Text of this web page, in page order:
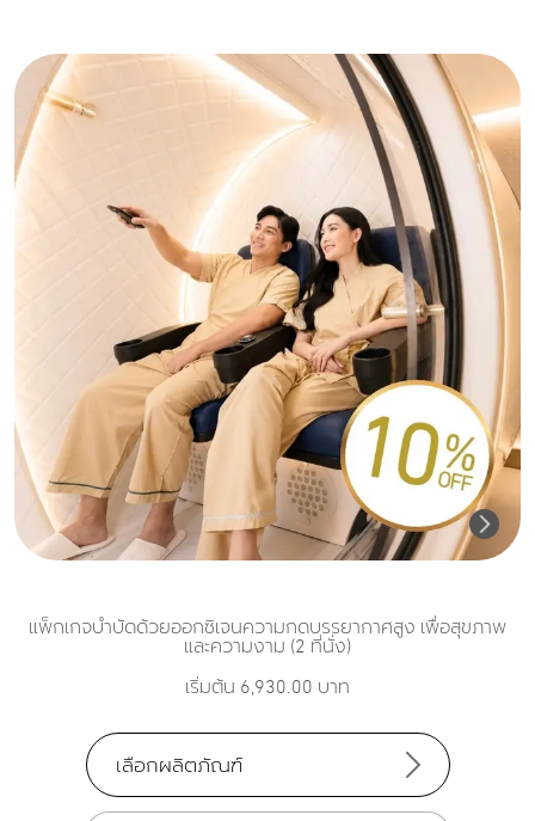
แพ็กเกจบำบัดด้วยออกซิเจนความกดบรรยากาศสูง เพื่อสุขภาพ
และความงาม (2 ที่นั่ง)
เริ่มต้น 6,930.00 บาท
เลือกผลิตภัณฑ์